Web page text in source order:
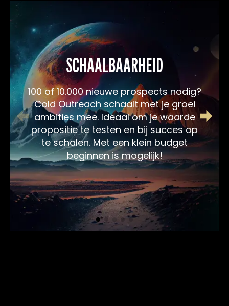
SCHAALBAARHEID
100 of 10.000 nieuwe prospects nodig?
Cold Outreach schaalt met je groei
ambities mee. Ideaal om je waarde
propositie te testen en bij succes op
te schalen. Met een klein budget
beginnen is mogelijk!